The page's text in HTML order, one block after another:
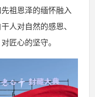
祖恩泽的缅怀融入
人对自然的感恩、
匠心的坚守。